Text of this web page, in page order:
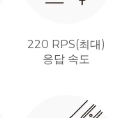
220 RPS(최대)
응답 속도